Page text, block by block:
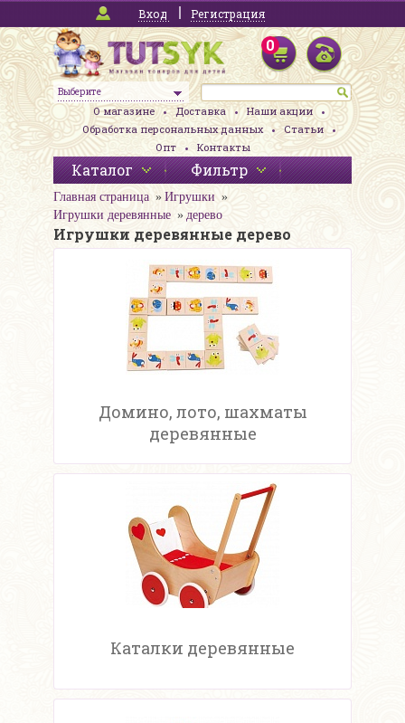
Вход Регистрация
Выберите
0
О магазине Доставка
Наши акции
Обработка персональных данных
Статьи
Опт
Контакты
Каталог Фильтр
Главная страница
Игрушки
Игрушки деревянные
дерево
Игрушки деревянные дерево
Домино, лото, шахматы
деревянные
Каталки деревянные